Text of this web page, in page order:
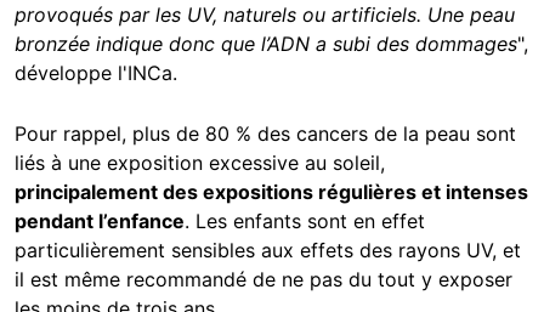
provoqués par les UV, naturels ou artificiels. Une peau
bronzée indique donc que l’ADN a subi des dommages",
développe l'INCa.
Pour rappel, plus de 80 % des cancers de la peau sont
liés à une exposition excessive au soleil,
principalement des expositions régulières et intenses
pendant l’enfance. Les enfants sont en effet
particulièrement sensibles aux effets des rayons UV, et
il est même recommandé de ne pas du tout y exposer